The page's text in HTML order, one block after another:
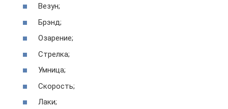
Везун;
Брэнд;
Озарение;
Стрелка;
Умница;
Скорость;
Лаки;